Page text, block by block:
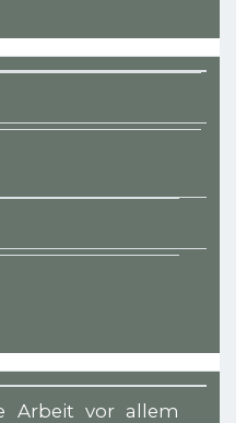
Arbeit vor allem